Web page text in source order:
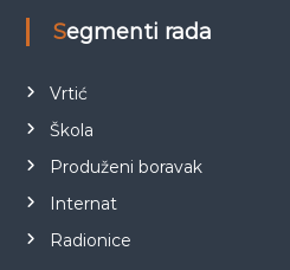
Segmenti rada
Vrtić
Škola
Produženi boravak
Internat
Radionice